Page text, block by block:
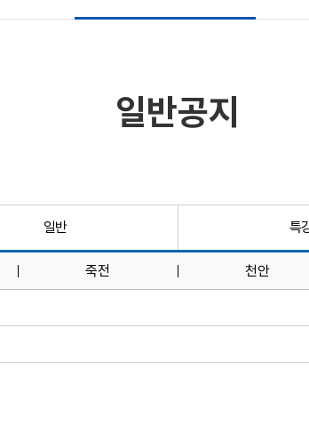
일반공지
일반 특
죽전 천안